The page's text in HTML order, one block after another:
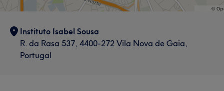
Instituto Isabel Sousa
R. da Rasa 537, 4400-272 Vila Nova de Gaia,
Portugal